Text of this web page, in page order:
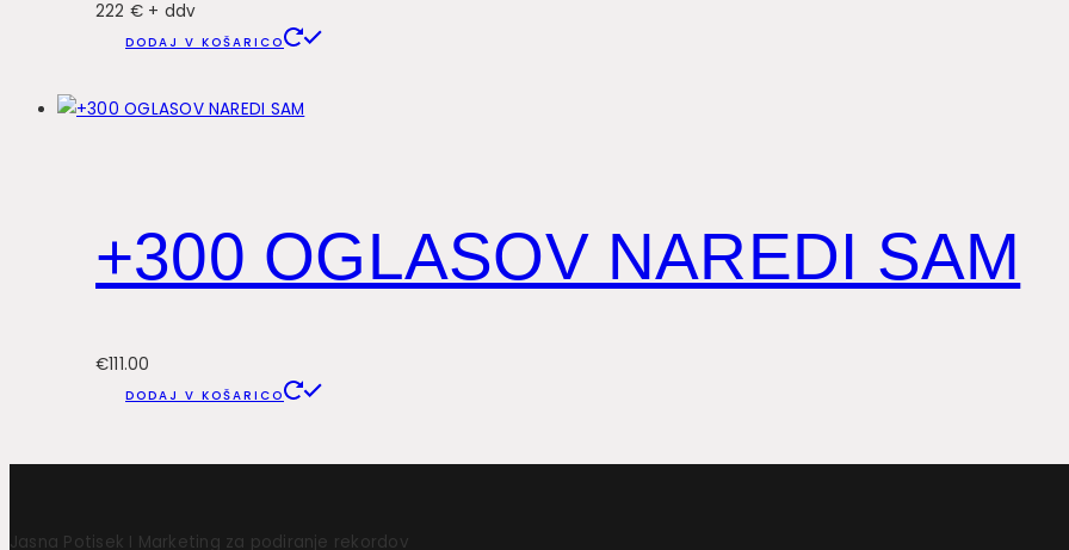
222 € + ddv
DODAJ V KOŠARICO
+300 OGLASOV NAREDI SAM
€111.00
DODAJ V KOŠARICO
Jasna Potisek I Marketing za podiranje rekordov